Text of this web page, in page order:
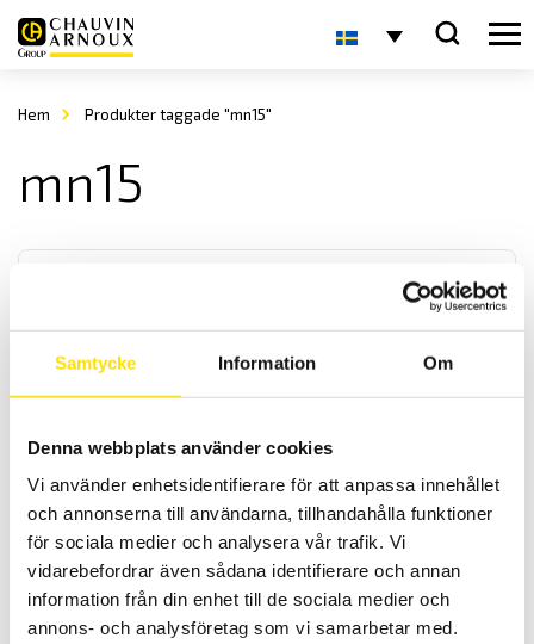
Samtycke Information Om
Denna webbplats använder cookies
Vi använder enhetsidentifierare för att anpassa innehållet
och annonserna till användarna, tillhandahålla funktioner
för sociala medier och analysera vår trafik. Vi
vidarebefordrar även sådana identifierare och annan
information från din enhet till de sociala medier och
annons- och analysföretag som vi samarbetar med.
Hem Produkter taggade "mn15"
mn15
strömmar från 0,1 A till 240 A AC med 20 mm maximal
2,440.00 kr –3,495.00krPrisintervall:
2,440.00 kr
3,495.00 kr
LÄS MER